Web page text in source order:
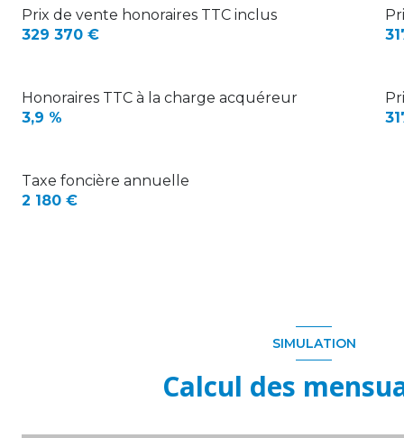
T2 RDC
T1 1er droite
T1 1er droite
T1 2er gauche
T1 2er droite
T1 2er droite
Prix de vente honoraires TTC inclus
329 370 €
Honoraires TTC à la charge acquéreur
3,9 %
Taxe foncière annuelle
2 180 €
SIMULATION
Calcul des